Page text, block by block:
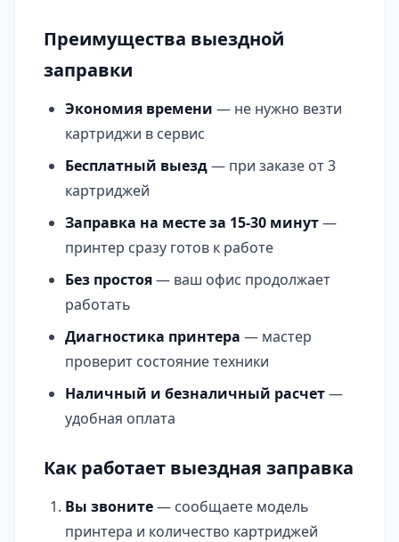
Преимущества выездной
заправки
Экономия времени — не нужно везти
картриджи в сервис
Бесплатный выезд— при заказе от 3
картриджей
Заправка на месте за 15-30 минут—
принтер сразу готов к работе
Без простоя— ваш офис продолжает
работать
Диагностика принтера — мастер
проверит состояние техники
Наличный и безналичный расчет—
удобная оплата
Как работает выездная заправка
Вы звоните— сообщаете модель
принтера и количество картриджей